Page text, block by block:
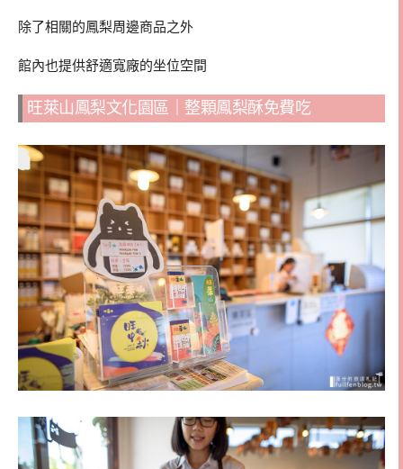
除了相關的鳳梨周邊商品之外
館內也提供舒適寬廠的坐位空間
旺萊山鳳梨文化園區｜整顆鳳梨酥免費吃